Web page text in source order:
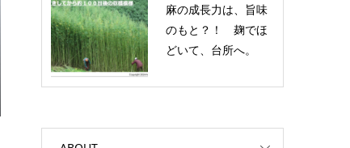
麻の成長力は、旨味
のもと？！ 麹でほ
どいて、台所へ。